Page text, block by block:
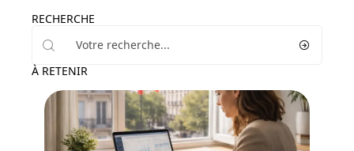
RECHERCHE
À RETENIR